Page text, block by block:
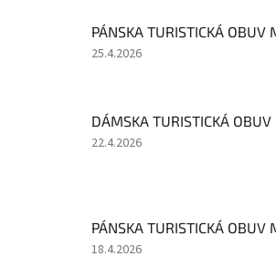
Hodnotenie
z
5
25.4.2026
Hodnotenie
5
hviezdičiek.
22.4.2026
Hodnotenie
18.4.2026